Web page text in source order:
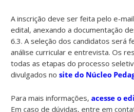
A inscrição deve ser feita pelo e-
edital, anexando a documentação
6.3. A seleção dos candidatos será
análise curricular e entrevista. Os
todas as etapas do processo
divulgados nosite do Núcleo
Para mais informações,acesse o
Em caso de dúvidas, entre em